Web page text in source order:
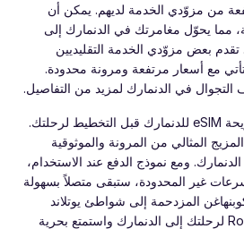
من مزوّدي الخدمة لديهم. يمكن أن
مما يحوّل مغامرتك في الدنمارك إلى
تقدم بعض مزوّدي الخدمة التقليديين
تأتي مع أسعار مرتفعة ومرونة محدودة.
التجوال في الدنمارك لمزيد من التفاصيل.
قم بزيارة صفحتنا حول شريحة eSIM للدنمارك قبل التخطيط لرحلتك.
توفر لك Roamless eSIM المزيج المثالي من المرونة والموثوقية
ومع نموذج الدفع عند الاستخدام،
غير المحدودة، ستبقى متصلاً بسهولة
المزدحمة إلى شواطئ يوتلاند
الهادئة. اختر Roamless eSIM لرحلتك إلى الدنمارك واستمتع بحرية